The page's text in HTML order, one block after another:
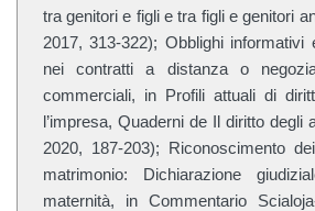
tra genitori e figli e tra figli e genitori
2017, 313-322); Obblighi
nei contratti a distanza o
commerciali, in Profili attuali di
l’impresa, Quaderni de Il diritto degli
2020, 187-203); Riconoscimento
matrimonio: Dichiarazione
maternità, in Commentario